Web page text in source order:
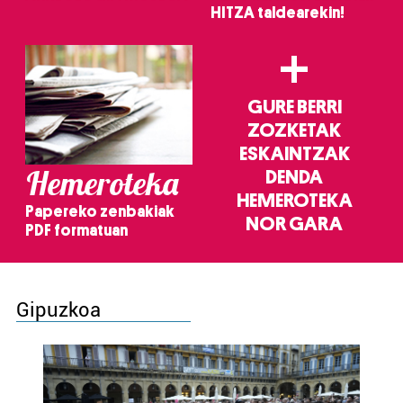
HITZA taldearekin!
Hemeroteka
Papereko zenbakiak
PDF formatuan
+
GURE BERRI
ZOZKETAK
ESKAINTZAK
DENDA
HEMEROTEKA
NOR GARA
Gipuzkoa